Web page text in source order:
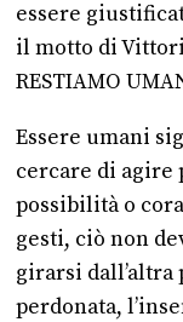
essere
il motto di
RESTIAMO
Essere umani
cercare di agire
possibilità o
gesti, ciò non
girarsi dall’altra
perdonata,